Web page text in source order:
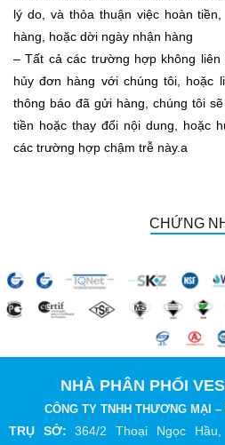
lý do, và thỏa thuận việc hoàn
hàng, hoặc dời ngày nhận hàng
– Tất cả các trường hợp không
hủy đơn hàng với chúng tôi, hoặc
thông báo đã gửi hàng, chúng tôi
tiền hoặc thay đổi nội dung, hoặc
các trường hợp chậm trễ này.a
CHỨNG
NHÀ PHÂN PHỐI
CÔNG TY TNHH THƯƠNG MẠI
TRỤ SỞ: 364/2 Thoại Ngọc